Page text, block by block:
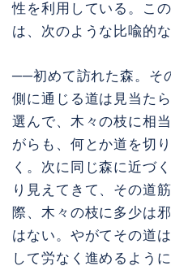
性を利用している。こ
は、次のような比喩的
──初めて訪れた森。そ
側に通じる道は見当た
選んで、木々の枝に相
がらも、何とか道を切
く。次に同じ森に近づ
り見えてきて、その道
際、木々の枝に多少は
はない。やがてその道
して労なく進めるように